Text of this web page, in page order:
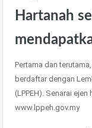
Hartanah
Pertama dan
berdaftar dengan
(LPPEH). Senarai
www.lppeh.gov.my